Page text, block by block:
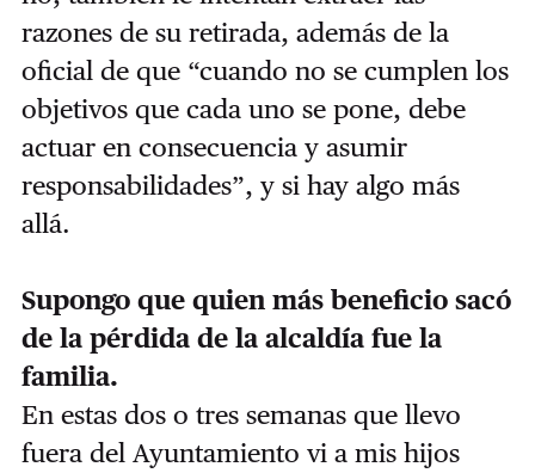
razones de su retirada, además de la
oficial de que “cuando no se cumplen los
objetivos que cada uno se pone, debe
actuar en consecuencia y asumir
responsabilidades”, y si hay algo más
allá.
Supongo que quien más beneficio sacó
de la pérdida de la alcaldía fue la
familia.
En estas dos o tres semanas que llevo
fuera del Ayuntamiento vi a mis hijos